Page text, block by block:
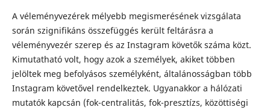
A véleményvezérek mélyebb megismerésének vizsgálata
során szignifikáns összefüggés került feltárásra a
véleményvezér szerep és az Instagram követők száma közt.
Kimutatható volt, hogy azok a személyek, akiket többen
jelöltek meg befolyásos személyként, általánosságban több
Instagram követővel rendelkeztek. Ugyanakkor a hálózati
mutatók kapcsán (fok-centralitás, fok-presztízs, közöttiségi